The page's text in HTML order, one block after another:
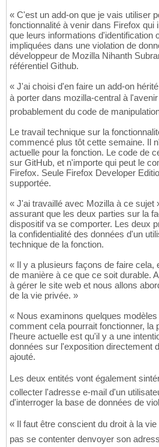
« C'est un add-on que je vais utiliser
fonctionnalité à venir dans Firefox qui
que leurs informations d'identification
impliquées dans une violation de
développeur de Mozilla Nihanth
référentiel Github.
« J'ai choisi d'en faire un add-on
à porter dans mozilla-central à l'avenir
probablement du code de
Le travail technique sur la
commencé plus tôt cette semaine. Il
actuelle pour la fonction. Le code de
sur GitHub, et n'importe qui peut le
Firefox. Seule Firefox Developer
supportée.
« J'ai travaillé avec Mozilla à ce sujet
assurant que les deux parties sur la
dispositif va se comporter. Les deux
la confidentialité des données d'un
technique de la fonction.
« Il y a plusieurs façons de faire cela,
de manière à ce que ce soit durable.
à gérer le site web et nous allons
de la vie privée. »
« Nous examinons quelques
comment cela pourrait fonctionner, la
l'heure actuelle est qu'il y a une
données sur l'exposition directement
ajouté.
Les deux entités vont également
collecter l'adresse e-mail d'un
d'interroger la base de données de
« Il faut être conscient du droit à la vie
pas se contenter denvoyer son